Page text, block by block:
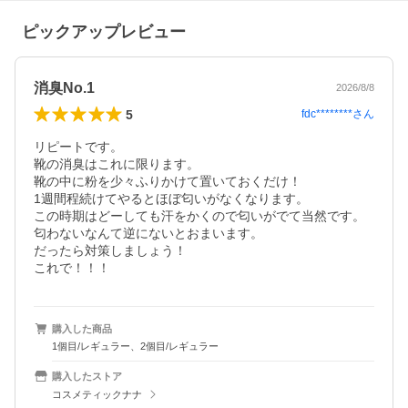
ピックアップレビュー
消臭No.1 2026/8/8
5 fdc********さん
リピートです。
靴の消臭はこれに限ります。
靴の中に粉を少々ふりかけて置いておくだけ！
1週間程続けてやるとほぼ匂いがなくなります。
この時期はどーしても汗をかくので匂いがでて当然です。
匂わないなんて逆にないとおまいます。
だったら対策しましょう！
これで！！！
購入した商品
1個目/レギュラー、2個目/レギュラー
購入したストア
コスメティックナナ